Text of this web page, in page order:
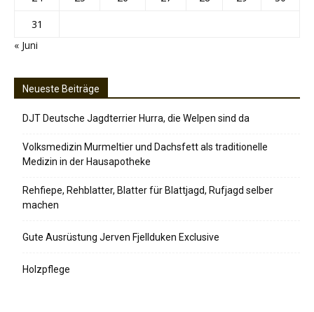
31
« Juni
Neueste Beiträge
DJT Deutsche Jagdterrier Hurra, die Welpen sind da
Volksmedizin Murmeltier und Dachsfett als traditionelle
Medizin in der Hausapotheke
Rehfiepe, Rehblatter, Blatter für Blattjagd, Rufjagd selber
machen
Gute Ausrüstung Jerven Fjellduken Exclusive
Holzpflege